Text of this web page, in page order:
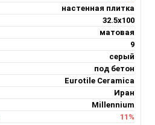
настенная плитка
32.5x100
матовая
9
серый
под бетон
Eurotile Ceramica
Иран
Millennium
11%